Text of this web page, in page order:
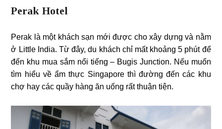
Perak Hotel
Perak là một khách sạn mới được cho xây dựng và nằm
ở Little India. Từ đây, du khách chỉ mất khoảng 5 phút để
đến khu mua sắm nổi tiếng – Bugis Junction. Nếu muốn
tìm hiểu về ẩm thực Singapore thì đường đến các khu
chợ hay các quầy hàng ăn uống rất thuận tiện.